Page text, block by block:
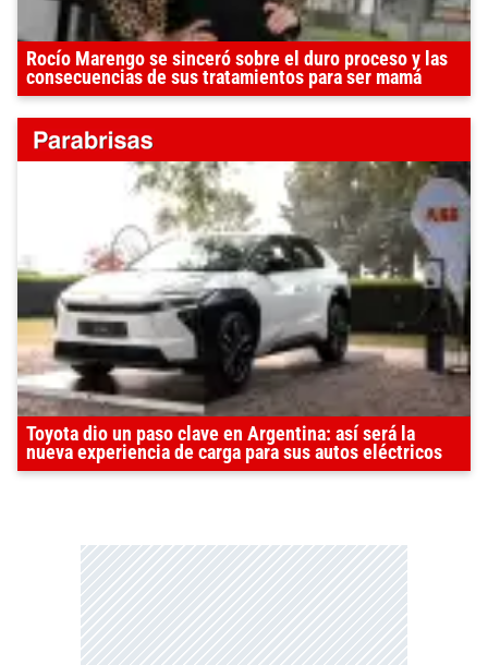
Rocío Marengo se sinceró sobre el duro proceso y las
consecuencias de sus tratamientos para ser mamá
Toyota dio un paso clave en Argentina: así será la
nueva experiencia de carga para sus autos eléctricos